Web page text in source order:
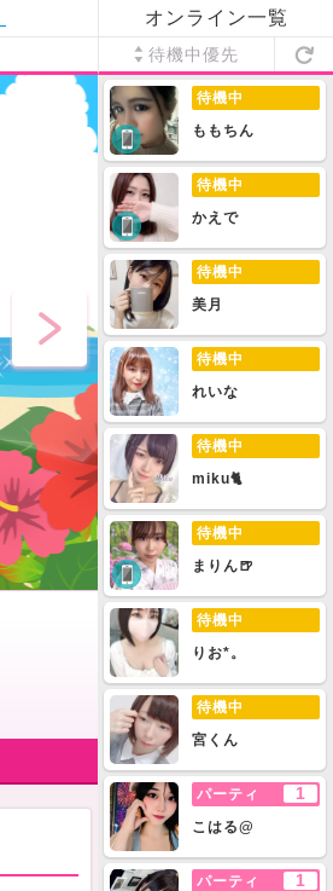
オンライン一覧
待機中優先
待機中
ももちん
待機中
かえで
待機中
美月
待機中
れいな
待機中
miku🐈
待機中
まりん🍺
待機中
りお*。
待機中
宮くん
パーティ 1
こはる@
パーティ 1